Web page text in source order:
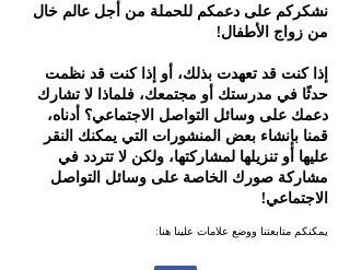
نشكركم على دعمكم للحملة من أجل عالم خال
من زواج الأطفال!
إذا كنت قد تعهدت بذلك، أو إذا كنت قد نظمت
حدثًا في مدرستك أو مجتمعك، فلماذا لا تشارك
دعمك على وسائل التواصل الاجتماعي؟ أدناه،
قمنا بإنشاء بعض المنشورات التي يمكنك النقر
عليها أو تنزيلها لمشاركتها، ولكن لا تتردد في
مشاركة صورك الخاصة على وسائل التواصل
الاجتماعي!
يمكنكم متابعتنا ووضع علامات علينا هنا: